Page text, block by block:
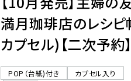
満月珈琲店のレシ
カプセル)【二次予約】
POP（台紙)付き
カプセル入り